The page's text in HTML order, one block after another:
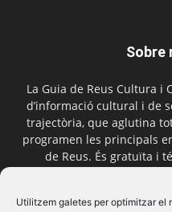
Utilitzem galetes per optimitzar el
Sobre
La Guia de Reus Cultura i
d’informació cultural i de
trajectòria, que aglutina
programen les principals
de Reus. És gratuïta i